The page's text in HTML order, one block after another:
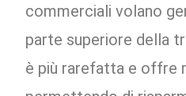
commerciali volano
parte superiore della
è più rarefatta e offre